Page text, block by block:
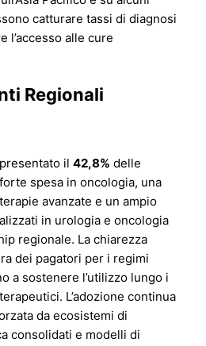
catturare tassi di diagnosi
l’accesso alle cure
Regionali
il42,8% delle
spesa in oncologia, una
avanzate e un ampio
in urologia e oncologia
regionale. La chiarezza
dei pagatori per i regimi
a sostenere l’utilizzo lungo i
L’adozione continua
da ecosistemi di
consolidati e modelli di